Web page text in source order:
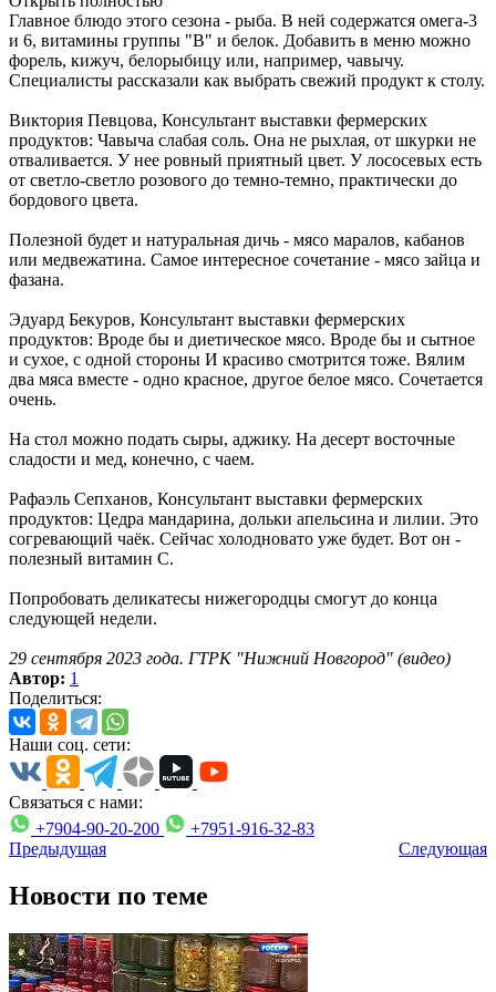
Главное блюдо этого сезона - рыба. В ней содержатся омега-3
и 6, витамины группы "В" и белок. Добавить в меню можно
форель, кижуч, белорыбицу или, например, чавычу.
Специалисты рассказали как выбрать свежий продукт к столу.
Виктория Певцова, Консультант выставки фермерских
продуктов: Чавыча слабая соль. Она не рыхлая, от шкурки не
отваливается. У нее ровный приятный цвет. У лососевых есть
от светло-светло розового до темно-темно, практически до
бордового цвета.
Полезной будет и натуральная дичь - мясо маралов, кабанов
или медвежатина. Самое интересное сочетание - мясо зайца и
фазана.
Эдуард Бекуров, Консультант выставки фермерских
продуктов: Вроде бы и диетическое мясо. Вроде бы и сытное
и сухое, с одной стороны И красиво смотрится тоже. Вялим
два мяса вместе - одно красное, другое белое мясо. Сочетается
очень.
На стол можно подать сыры, аджику. На десерт восточные
сладости и мед, конечно, с чаем.
Рафаэль Сепханов, Консультант выставки фермерских
продуктов: Цедра мандарина, дольки апельсина и лилии. Это
согревающий чаёк. Сейчас холодновато уже будет. Вот он -
полезный витамин С.
Попробовать деликатесы нижегородцы смогут до конца
следующей недели.
29 сентября 2023 года. ГТРК "Нижний Новгород" (видео)
Автор: 1
Поделиться:
Наши соц. сети:
Связаться с нами:
+7904-90-20-200
+7951-916-32-83
Предыдущая
Следующая
Новости по теме